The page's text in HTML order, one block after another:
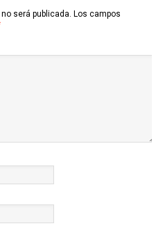
será publicada. Los campos